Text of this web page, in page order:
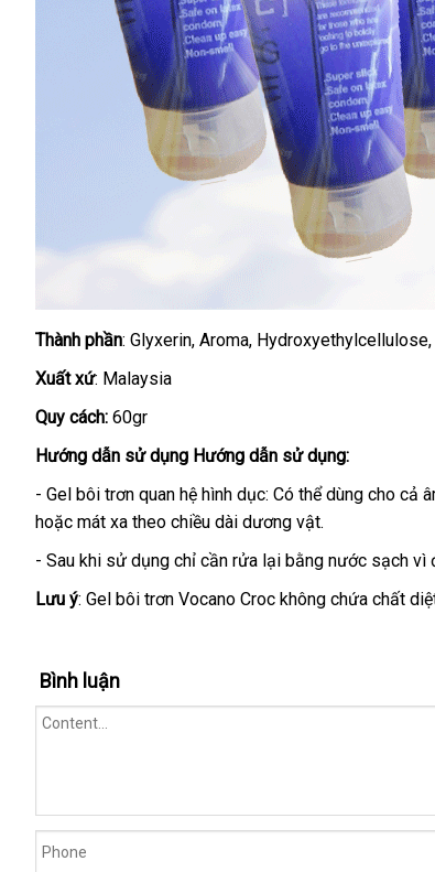
Thành phần: Glyxerinvận
, Aromacao
, Hydroxyethylcellulose
Xuất xứ: Malaysia
Quy cách: 60gr
Hướng dẫn sử dụng Hướng dẫn sử dụng:
- Gel bôi trơn quan hệ hình dục: Có thể dùng cho cả
hoặc mát xa theo chiều dài dương vật.
- Sau khi sử dụng chỉ cần rửa lại bằng nước sạch vì
Lưu ý: Gel bôi trơn Vocano Croc không chứa chất
Bình luận